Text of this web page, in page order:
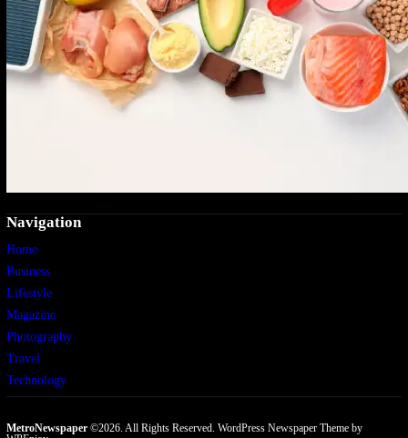
Navigation
Home
Business
Lifestyle
Magazine
Photography
Travel
Technology
MetroNewspaper©2026. All Rights Reserved. WordPress Newspaper Themeby